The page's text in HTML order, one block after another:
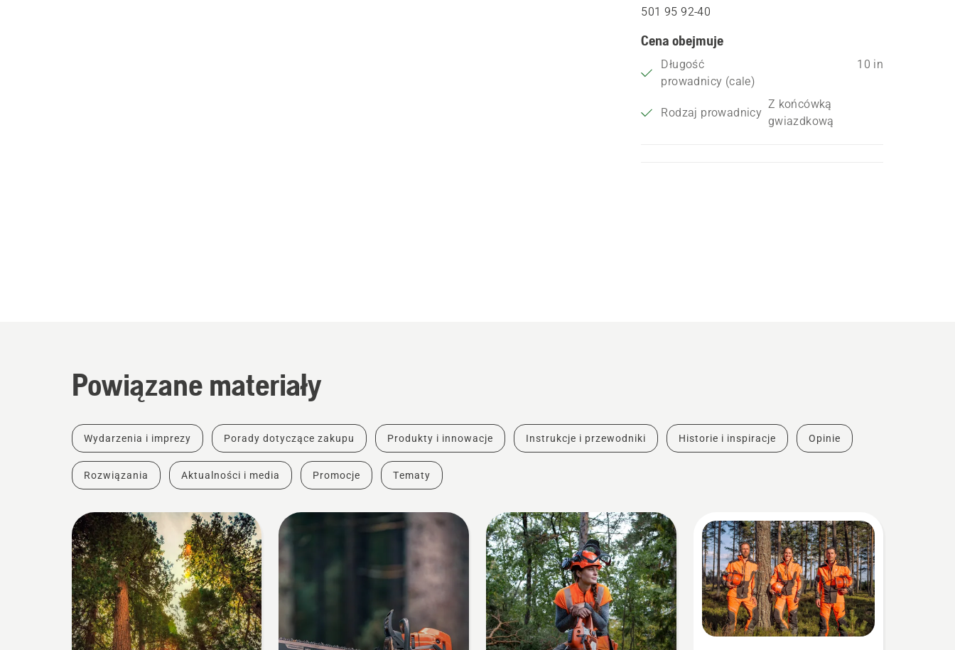
501 95 92‑40
Cena obejmuje
Długość
prowadnicy (cale)
10 in
Rodzaj prowadnicy
Z końcówką
gwiazdkową
Powiązane materiały
Wydarzenia i imprezy Porady dotyczące zakupu Produkty i innowacje Instrukcje i przewodniki Historie i inspiracje Opinie
Rozwiązania Aktualności i media Promocje Tematy